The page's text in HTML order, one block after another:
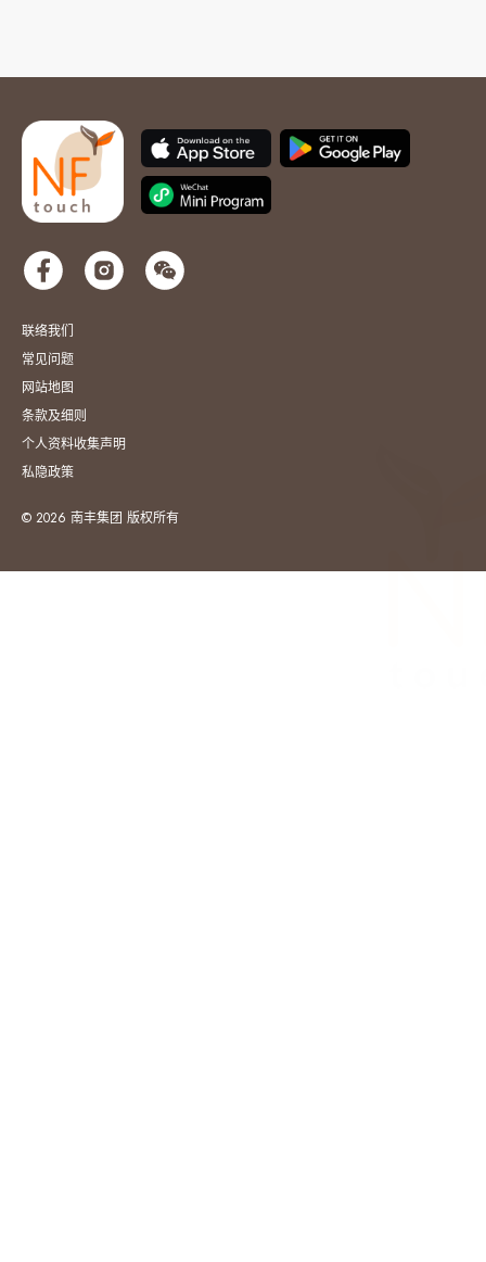
联络我们
常见问题
网站地图
条款及细则
个人资料收集声明
私隐政策
© 2026 南丰集团 版权所有